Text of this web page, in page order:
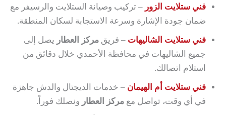
فني ستلايت الزور – تركيب وصيانة الستلايت والرسيفر مع
ضمان جودة الإشارة وسرعة الاستجابة لسكان المنطقة.
فني ستلايت الشاليهات – فريق مركز العطار يصل إلى
جميع الشاليهات في محافظة الأحمدي خلال دقائق من
استلام اتصالك.
فني ستلايت أم الهيمان – خدمات الديجتال والدش جاهزة
في أي وقت، تواصل مع مركز العطار ونصلك فوراً.